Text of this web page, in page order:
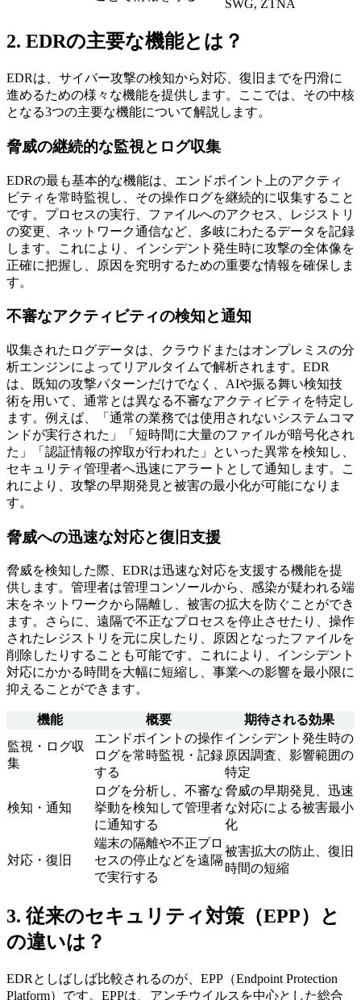
SWG, ZTNA
2. EDRの主要な機能とは？
EDRは、サイバー攻撃の検知から対応、復旧までを円滑に
進めるための様々な機能を提供します。ここでは、その中核
となる3つの主要な機能について解説します。
脅威の継続的な監視とログ収集
EDRの最も基本的な機能は、エンドポイント上のアクティ
ビティを常時監視し、その操作ログを継続的に収集すること
です。プロセスの実行、ファイルへのアクセス、レジストリ
の変更、ネットワーク通信など、多岐にわたるデータを記録
します。これにより、インシデント発生時に攻撃の全体像を
正確に把握し、原因を究明するための重要な情報を確保しま
す。
不審なアクティビティの検知と通知
収集されたログデータは、クラウドまたはオンプレミスの分
析エンジンによってリアルタイムで解析されます。EDR
は、既知の攻撃パターンだけでなく、AIや振る舞い検知技
術を用いて、通常とは異なる不審なアクティビティを特定し
ます。例えば、「通常の業務では使用されないシステムコマ
ンドが実行された」「短時間に大量のファイルが暗号化され
た」「認証情報の搾取が行われた」といった異常を検知し、
セキュリティ管理者へ迅速にアラートとして通知します。こ
れにより、攻撃の早期発見と被害の最小化が可能になりま
す。
脅威への迅速な対応と復旧支援
脅威を検知した際、EDRは迅速な対応を支援する機能を提
供します。管理者は管理コンソールから、感染が疑われる端
末をネットワークから隔離し、被害の拡大を防ぐことができ
ます。さらに、遠隔で不正なプロセスを停止させたり、操作
されたレジストリを元に戻したり、原因となったファイルを
削除したりすることも可能です。これにより、インシデント
対応にかかる時間を大幅に短縮し、事業への影響を最小限に
抑えることができます。
機能 概要
期待される効果
監視・ログ収
集
エンドポイントの操作
ログを常時監視・記録
する
インシデント発生時の
原因調査、影響範囲の
特定
検知・通知
ログを分析し、不審な
挙動を検知して管理者
に通知する
脅威の早期発見、迅速
な対応による被害最小
化
対応・復旧
端末の隔離や不正プロ
セスの停止などを遠隔
で実行する
被害拡大の防止、復旧
時間の短縮
3. 従来のセキュリティ対策（EPP）と
の違いは？
EDRとしばしば比較されるのが、EPP（Endpoint Protection
Platform）です。EPPは、アンチウイルスを中心とした総合